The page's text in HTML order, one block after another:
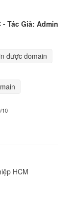
- Tác Giả: Admin
được domain
10
HCM